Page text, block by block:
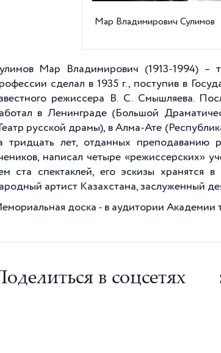
Мар Владимирович Сулимов
Мар Владимирович (1913-1994) –
сделал в 1935 г., поступив в
режиссера В. С. Смышляева.
в Ленинграде (Большой
русской драмы), в Алма-Ате
тридцать лет, отданных преподаванию
написал четыре «режиссерских»
ста спектаклей, его эскизы хранятся
артист Казахстана, заслуженный
доска - в аудитории Академии
в соцсетях